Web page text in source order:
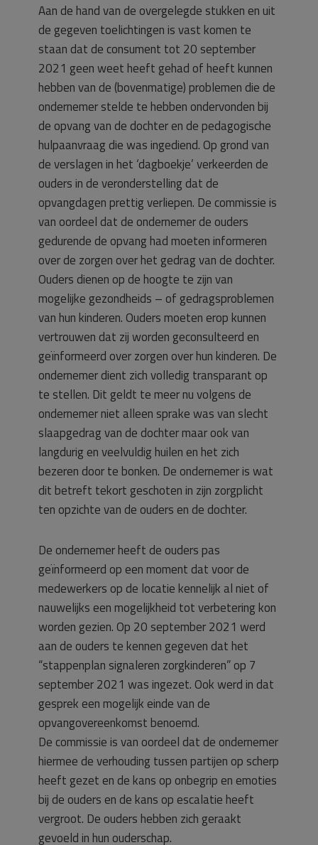
Aan de hand van de overgelegde stukken en uit
de gegeven toelichtingen is vast komen te
staan dat de consument tot 20 september
2021 geen weet heeft gehad of heeft kunnen
hebben van de (bovenmatige) problemen die de
ondernemer stelde te hebben ondervonden bij
de opvang van de dochter en de pedagogische
hulpaanvraag die was ingediend. Op grond van
de verslagen in het ‘dagboekje’ verkeerden de
ouders in de veronderstelling dat de
opvangdagen prettig verliepen. De commissie is
van oordeel dat de ondernemer de ouders
gedurende de opvang had moeten informeren
over de zorgen over het gedrag van de dochter.
Ouders dienen op de hoogte te zijn van
mogelijke gezondheids – of gedragsproblemen
van hun kinderen. Ouders moeten erop kunnen
vertrouwen dat zij worden geconsulteerd en
geïnformeerd over zorgen over hun kinderen. De
ondernemer dient zich volledig transparant op
te stellen. Dit geldt te meer nu volgens de
ondernemer niet alleen sprake was van slecht
slaapgedrag van de dochter maar ook van
langdurig en veelvuldig huilen en het zich
bezeren door te bonken. De ondernemer is wat
dit betreft tekort geschoten in zijn zorgplicht
ten opzichte van de ouders en de dochter.
De ondernemer heeft de ouders pas
geïnformeerd op een moment dat voor de
medewerkers op de locatie kennelijk al niet of
nauwelijks een mogelijkheid tot verbetering kon
worden gezien. Op 20 september 2021 werd
aan de ouders te kennen gegeven dat het
“stappenplan signaleren zorgkinderen” op 7
september 2021 was ingezet. Ook werd in dat
gesprek een mogelijk einde van de
opvangovereenkomst benoemd.
De commissie is van oordeel dat de ondernemer
hiermee de verhouding tussen partijen op scherp
heeft gezet en de kans op onbegrip en emoties
bij de ouders en de kans op escalatie heeft
vergroot. De ouders hebben zich geraakt
gevoeld in hun ouderschap.